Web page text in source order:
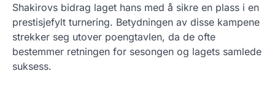
Shakirovs bidrag laget hans med å sikre en plass i en
prestisjefylt turnering. Betydningen av disse kampene
strekker seg utover poengtavlen, da de ofte
bestemmer retningen for sesongen og lagets samlede
suksess.